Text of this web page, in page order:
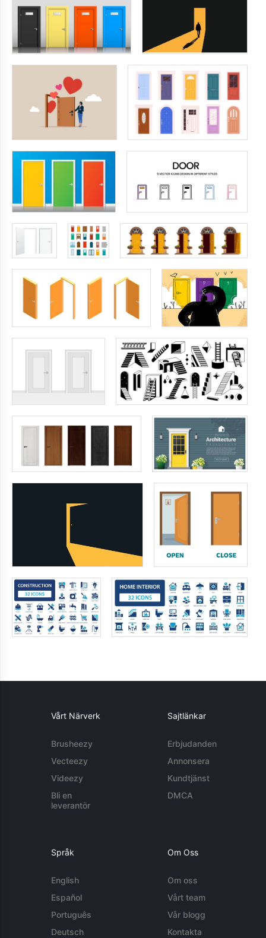
Vårt Närverk
Brusheezy
Vecteezy
Videezy
Bli en
leverantör
Sajtlänkar
Erbjudanden
Annonsera
Kundtjänst
DMCA
Språk
English
Español
Português
Deutsch
Om Oss
Om oss
Vårt team
Vår blogg
Kontakta